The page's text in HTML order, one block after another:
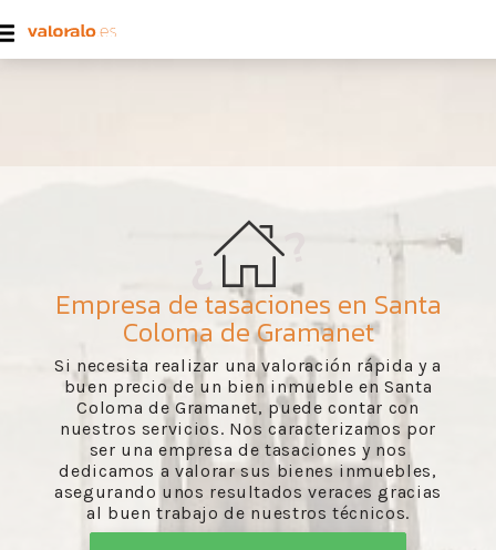
Empresa de tasaciones en Santa
Coloma de Gramanet
Si necesita realizar una valoración rápida y a
buen precio de un bien inmueble en Santa
Coloma de Gramanet, puede contar con
nuestros servicios. Nos caracterizamos por
ser una empresa de tasaciones y nos
dedicamos a valorar sus bienes inmuebles,
asegurando unos resultados veraces gracias
al buen trabajo de nuestros técnicos.